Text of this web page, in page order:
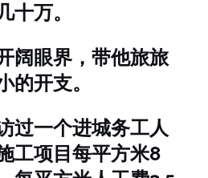
十万。
阔眼界，带他旅旅
的开支。
过一个进城务工人
工项目每平方米8